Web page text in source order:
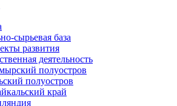
сырьевая база
развития
деятельность
полуостров
полуостров
край